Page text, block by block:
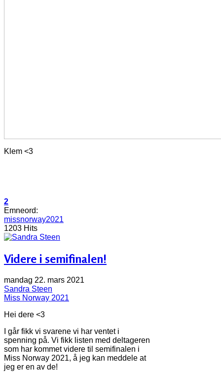
Klem <3
2
Emneord:
missnorway2021
1203 Hits
Videre i semifinalen!
mandag 22. mars 2021
Sandra Steen
Miss Norway 2021
Hei dere <3
I går fikk vi svarene vi har ventet i
spenning på. Vi fikk listen med deltageren
som har kommet videre til semifinalen i
Miss Norway 2021, å jeg kan meddele at
jeg er en av de!